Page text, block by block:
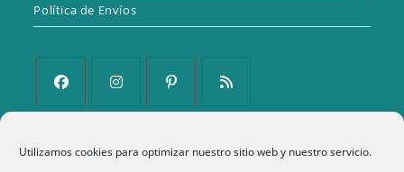
Utilizamos cookies para optimizar nuestro sitio web y nuestro servicio.
Política de Envíos
Se
Se
Se
en
Se
Política de Privacidad